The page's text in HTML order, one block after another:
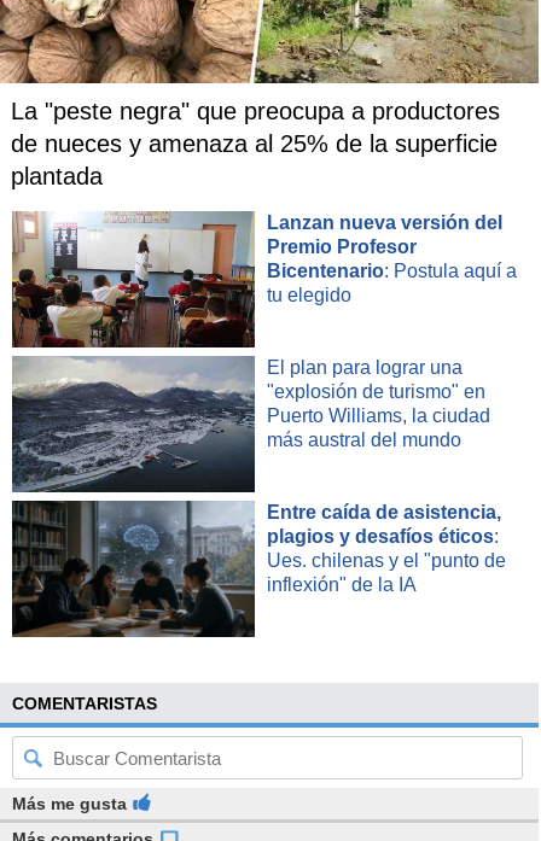
La "peste negra" que preocupa a productores
de nueces y amenaza al 25% de la superficie
plantada
Lanzan nueva versión del
Premio Profesor
Bicentenario: Postula aquí a
tu elegido
El plan para lograr una
"explosión de turismo" en
Puerto Williams, la ciudad
más austral del mundo
Entre caída de asistencia,
plagios y desafíos éticos:
Ues. chilenas y el "punto de
inflexión" de la IA
COMENTARISTAS
Más me gusta